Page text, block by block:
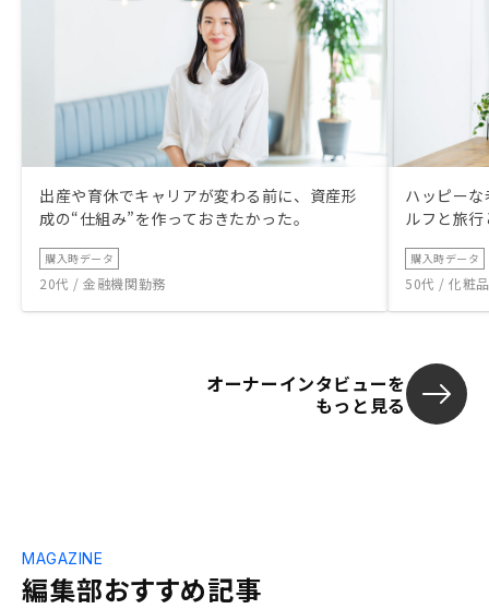
出産や育休でキャリアが変わる前に、資産形
成の“仕組み”を作っておきたかった。
購入時データ
20代 / 金融機関勤務
ハッピー
ルフと旅
購入時データ
50代 / 化粧
オーナーインタビューを
もっと見る
編集部おすすめ記事
MAGAZINE